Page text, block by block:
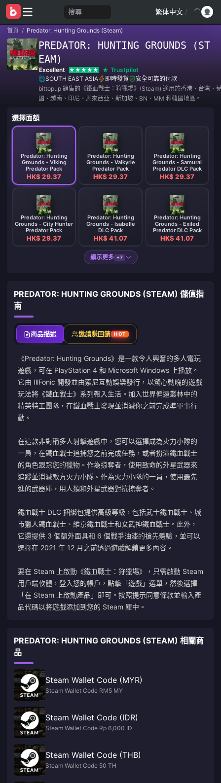
搜尋 繁体中文 /
首頁 / Predator: Hunting Grounds (Steam)
PREDATOR: HUNTING GROUNDS (ST
EAM)
Excellent
Trustpilot
SOUTH EAST ASIA
即時發貨
安全可靠的付款
bittopup 銷售的《鐵血戰士：狩獵場》(Steam) 適用於香港、台灣、
國、越南、印尼、馬來西亞、新加坡、BN、MM 和韓國地區。
選擇面額
Predator: Hunting
Grounds - Viking
Predator Pack
HK$ 29.37
Predator: Hunting
Grounds - Valkyrie
Predator Pack
HK$ 29.37
Predator: Hunting
Grounds - Samurai
Predator DLC Pack
HK$ 29.37
Predator: Hunting
Grounds - City Hunter
Predator Pack
HK$ 29.37
Predator: Hunting
Grounds - Isabelle
DLC Pack
HK$ 41.07
Predator: Hunting
Grounds - Exiled
Predator DLC Pack
HK$ 41.07
顯示更多 +7
PREDATOR: HUNTING GROUNDS (STEAM) 儲值指
南
商品描述 邀請賺回饋 HOT
《Predator: Hunting Grounds》是一款令人興奮的多人電玩
遊戲，可在 PlayStation 4 和 Microsoft Windows 上播放。
它由 IllFonic 開發並由索尼互動娛樂發行，以驚心動魄的遊戲
玩法將《鐵血戰士》系列帶入生活。加入世界偏遠叢林中的
精英特工團隊，在鐵血戰士發現並消滅你之前完成準軍事行
動。
在這款非對稱多人射擊遊戲中，您可以選擇成為火力小隊的
一員，在鐵血戰士追捕您之前完成任務，或者扮演鐵血戰士
的角色跟踪您的獵物。作為掠奪者，使用致命的外星武器來
追蹤並消滅敵方火力小隊。作為火力小隊的一員，使用最先
進的武器庫，用人類和外星武器對抗掠奪者。
鐵血戰士 DLC 捆綁包提供高級等級，包括武士鐵血戰士、城
市獵人鐵血戰士、維京鐵血戰士和女武神鐵血戰士。此外，
它還提供 3 個額外面具和 6 個戰爭油漆的搶先體驗，並可以
選擇在 2021 年 12 月之前透過遊戲解鎖更多內容。
要在 Steam 上啟動《鐵血戰士：狩獵場》，只需啟動 Steam
用戶端軟體，登入您的帳戶，點擊「遊戲」選單，然後選擇
「在 Steam 上啟動產品」即可。按照提示同意條款並輸入產
品代碼以將遊戲添加到您的 Steam 庫中。
PREDATOR: HUNTING GROUNDS (STEAM) 相關商
品
Steam Wallet Code (MYR)
Steam Wallet Code RM5 MY
Steam Wallet Code (IDR)
Steam Wallet Code Rp 6,000 ID
Steam Wallet Code (THB)
Steam Wallet Code 50 TH